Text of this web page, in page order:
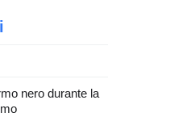
nero durante la